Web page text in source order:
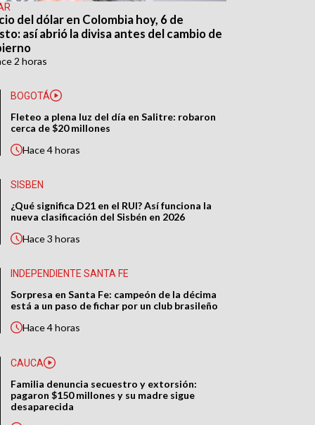
del dólar en Colombia hoy, 6 de
así abrió la divisa antes del cambio de
2 horas
BOGOTÁ
Fleteo a plena luz del día en Salitre: robaron
cerca de $20 millones
Hace4 horas
SISBEN
¿Qué significa D21 en el RUI? Así funciona la
nueva clasificación del Sisbén en 2026
Hace3 horas
INDEPENDIENTE SANTA FE
Sorpresa en Santa Fe: campeón de la décima
está a un paso de fichar por un club brasileño
Hace4 horas
CAUCA
Familia denuncia secuestro y extorsión:
pagaron $150 millones y su madre sigue
desaparecida